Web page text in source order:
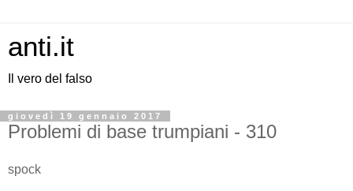
anti.it
Il vero del falso
giovedì 19 gennaio 2017
Problemi di base trumpiani - 310
spock